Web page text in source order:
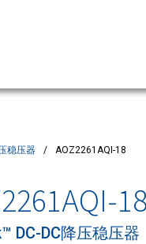
稳压器 AOZ2261AQI-18
18
DC-DC降压稳压器